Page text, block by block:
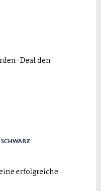
Deal den
erfolgreiche